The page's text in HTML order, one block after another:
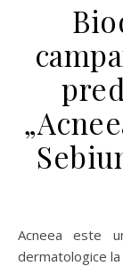
Acneea este una dintre cele mai frecvente afecțiuni
dermatologice